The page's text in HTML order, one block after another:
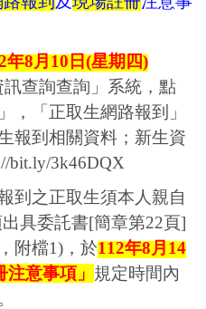
年8月10日(星期四)
查詢查詢」系統，點
，「正取生網路報到」
報到相關資料；新生資
bit.ly/3k46DQX
到之正取生須本人親自
出具委託書[簡章第22頁]
附檔1) ，於112年8月14
注意事項」 規定時間內